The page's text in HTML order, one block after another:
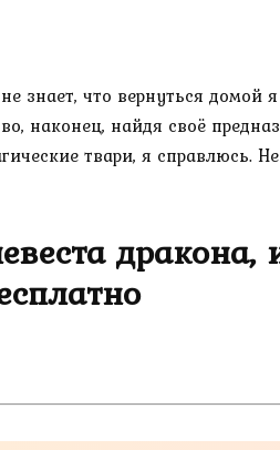
знает, что вернуться домой
наконец, найдя своё
твари, я справлюсь.
дракона,